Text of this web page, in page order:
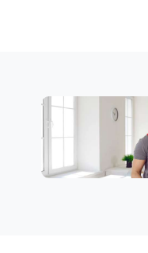
Feldkirch